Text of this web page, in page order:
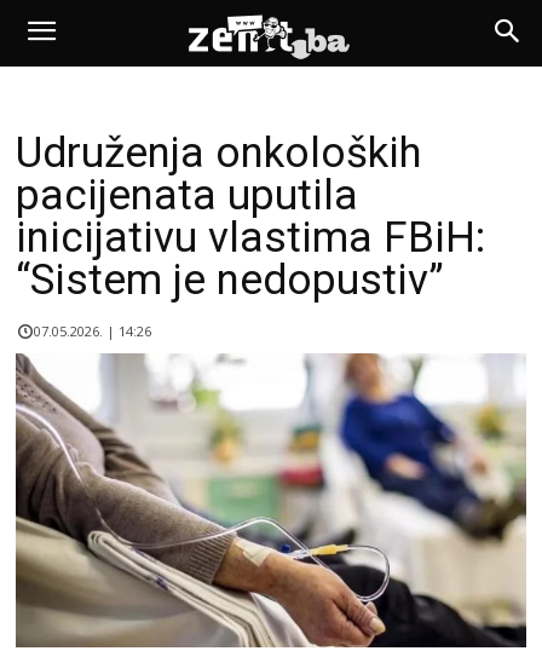
Udruženja onkoloških
pacijenata uputila
inicijativu vlastima FBiH:
“Sistem je nedopustiv”
07.05.2026. | 14:26